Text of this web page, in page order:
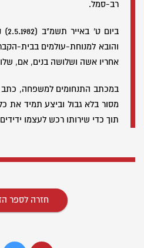
רב-סמל.
והובא למנוחת-עולמים בבית-
אחריו אשה ושלושה בנים, אם,
במכתב התנחומים למשפחה, כתב
מסור בלא גבול וביצע תמיד את
תוך כדי שירותו רכש לעצמו
חזרה לספר